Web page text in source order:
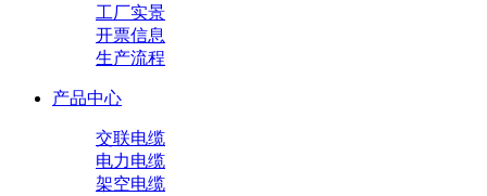
工厂实景
开票信息
生产流程
产品中心
交联电缆
电力电缆
架空电缆